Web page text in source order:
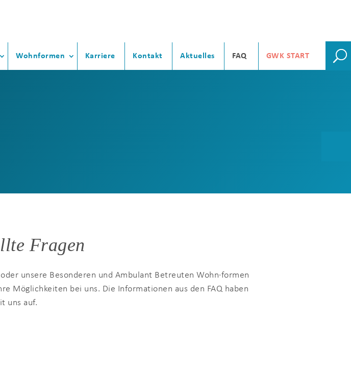
Wohnformen Karriere Kontakt Aktuelles FAQ GWK START
Fragen
unsere Besonderen und Ambulant Betreuten Wohn·formen
Möglichkeiten bei uns. Die Informationen aus den FAQ haben
uns auf.